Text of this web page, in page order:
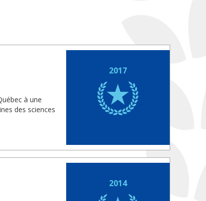
à une
des sciences
2017
2014